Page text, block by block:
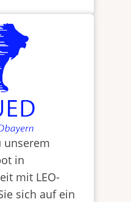
unserem
in
mit LEO-
sich auf ein